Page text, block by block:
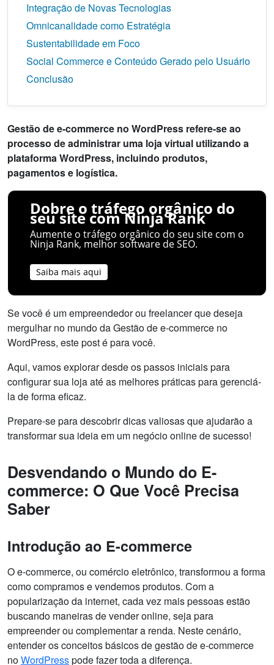
Integração de Novas Tecnologias
Omnicanalidade como Estratégia
Sustentabilidade em Foco
Social Commerce e Conteúdo Gerado pelo Usuário
Conclusão
Gestão de e-commerce no WordPress refere-se ao
processo de administrar uma loja virtual utilizando a
plataforma WordPress, incluindo produtos,
pagamentos e logística.
Dobre o tráfego orgânico do
seu site com Ninja Rank
Aumente o tráfego orgânico do seu site com o
Ninja Rank, melhor software de SEO.
Saiba mais aqui
Se você é um empreendedor ou freelancer que deseja
mergulhar no mundo da Gestão de e-commerce no
WordPress, este post é para você.
Aqui, vamos explorar desde os passos iniciais para
configurar sua loja até as melhores práticas para gerenciá-
la de forma eficaz.
Prepare-se para descobrir dicas valiosas que ajudarão a
transformar sua ideia em um negócio online de sucesso!
Desvendando o Mundo do E-
commerce: O Que Você Precisa
Saber
Introdução ao E-commerce
O e-commerce, ou comércio eletrônico, transformou a forma
como compramos e vendemos produtos. Com a
popularização da internet, cada vez mais pessoas estão
buscando maneiras de vender online, seja para
empreender ou complementar a renda. Neste cenário,
entender os conceitos básicos de gestão de e-commerce
noWordPresspode fazer toda a diferença.